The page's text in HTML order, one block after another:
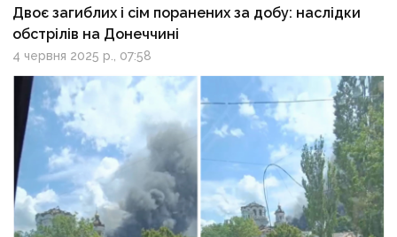
Двоє загиблих і сім поранених за добу: наслідки
обстрілів на Донеччині
4 червня 2025 р., 07:58